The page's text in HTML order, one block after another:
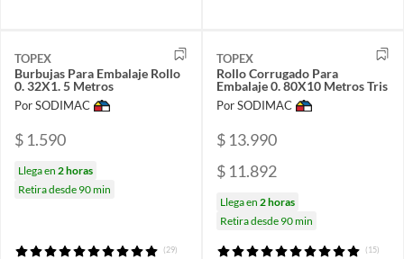
TOPEX
Burbujas Para Embalaje Rollo
0. 32X1. 5 Metros
Por SODIMAC
$ 1.590
Llega en 2 horas
Retira desde 90 min
(29)
TOPEX
Rollo Corrugado Para
Embalaje 0. 80X10 Metros Tris
Por SODIMAC
$ 13.990
$ 11.892
Llega en 2 horas
Retira desde 90 min
(15)